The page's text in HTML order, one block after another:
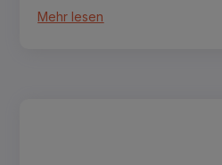
Mehr lesen